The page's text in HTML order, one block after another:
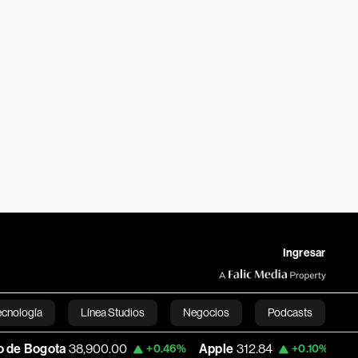
Ingresar
Línea Studios Negocios Podcasts
English+0.46% Apple 312.84 +0.10% USD COP